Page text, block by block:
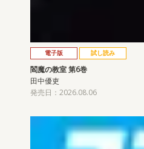
電子版 試し読み
閻魔の教室 第6巻
田中優吏
発売日：2026.08.06